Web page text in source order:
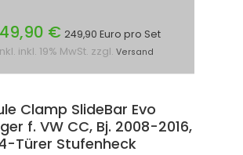
€ 249,90 Euro pro Set
inkl. 19% MwSt. zzgl. Versand
Clamp SlideBar Evo
f. VW CC, Bj. 2008-2016,
Türer Stufenheck